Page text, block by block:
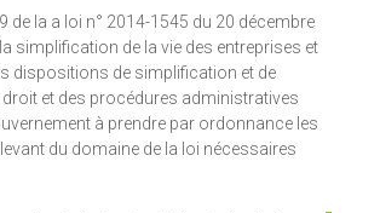
de la a loi n° 2014-1545 du 20 décembre
simplification de la vie des entreprises et
dispositions de simplification et de
et des procédures administratives
à prendre par ordonnance les
du domaine de la loi nécessaires